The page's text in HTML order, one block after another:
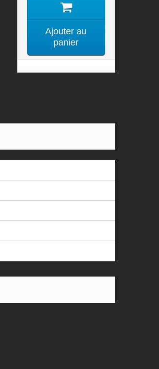
Ajouter au
panier